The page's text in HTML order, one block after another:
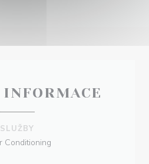
INFORMACE
SLUŽBY
Conditioning